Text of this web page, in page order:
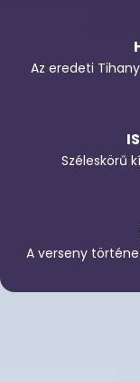
Az eredeti
Széleskörű
A verseny